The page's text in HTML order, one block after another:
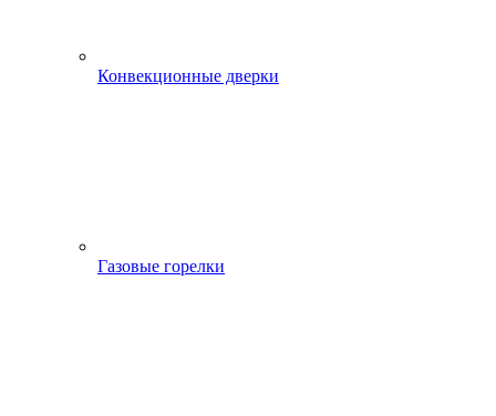
Конвекционные дверки
Газовые горелки